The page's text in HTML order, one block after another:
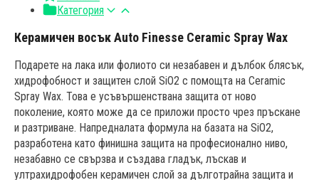
Категория
Керамичен восък Auto Finesse Ceramic Spray Wax
Подарете на лака или фолиото си незабавен и дълбок блясък,
хидрофобност и защитен слой SiO2 с помощта на Ceramic
Spray Wax. Това е усъвършенствана защита от ново
поколение, която може да се приложи просто чрез пръскане
и разтриване. Напредналата формула на базата на SiO2,
разработена като финишна защита на професионално ниво,
незабавно се свързва и създава гладък, лъскав и
ултрахидрофобен керамичен слой за дълготрайна защита и